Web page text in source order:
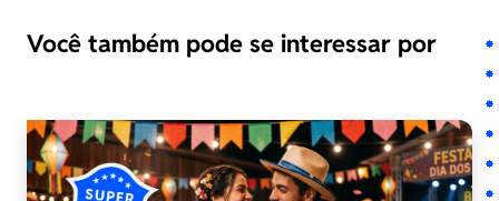
Você também pode se interessar por